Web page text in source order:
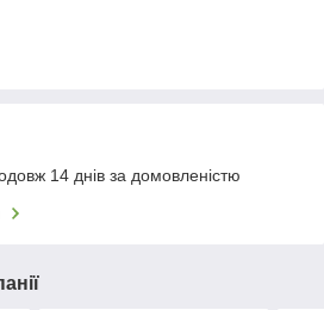
14 днів за домовленістю